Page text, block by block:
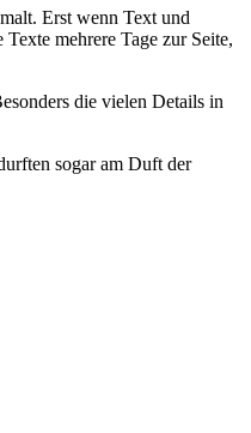
Erst wenn Text und
mehrere Tage zur Seite,
die vielen Details in
sogar am Duft der